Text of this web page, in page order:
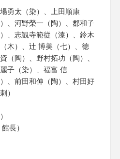
勇太（染）、上田順康
、河野榮一（陶）、郡和子
、志観寺範從（漆）、鈴木
木）、辻 博美（七）、徳
（陶）、野村拓功（陶）、
子（染）、福富 信
、前田和伸（陶）、村田好
）
長）